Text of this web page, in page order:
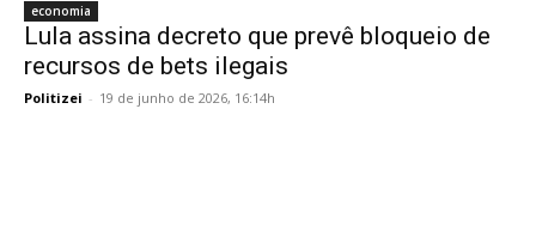
economia
Lula assina decreto que prevê bloqueio de
recursos de bets ilegais
Politizei - 19 de junho de 2026, 16:14h